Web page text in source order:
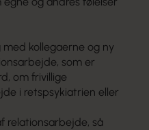
kollegaerne og ny
som er
om frivillige
i retspsykiatrien eller
relationsarbejde, så